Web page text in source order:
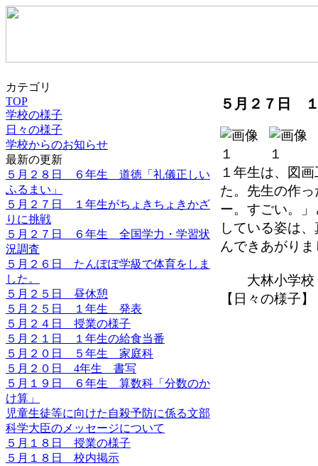
カテゴリ
TOP
学校の様子
日々の様子
学校からのお知らせ
最新の更新
５月２８日 ６年生 道徳「礼儀正しい
ふるまい」
５月２７日 １年生がちょきちょきかざ
りに挑戦
５月２７日 ６年生 全国学力・学習状
況調査
５月２６日 たんぽぽ学級で体育をしま
した。
５月２５日 昼休憩
５月２５日 １年生 発表
５月２４日 授業の様子
５月２１日 １年生の給食当番
５月２０日 ５年生 家庭科
５月２０日 4年生 書写
５月１９日 ６年生 算数科「分数のか
け算」
児童生徒等に向けた自殺予防に係る文部
科学大臣のメッセージについて
５月１８日 授業の様子
５月１８日 校内掲示
５月２７日
１年生は、図
た。先生の作
ー。すごい。
している姿は
んできあがり
大林小学校
【日々の様子